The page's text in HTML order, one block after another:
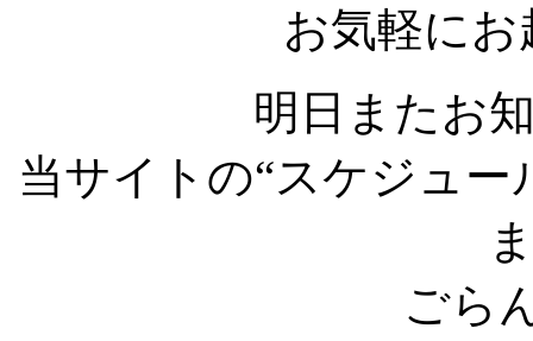
お気軽に
明日またお
当サイトの“スケジュ
ごら